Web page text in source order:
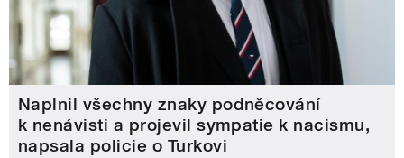
Naplnil všechny znaky podněcování
k nenávisti a projevil sympatie k nacismu,
napsala policie o Turkovi